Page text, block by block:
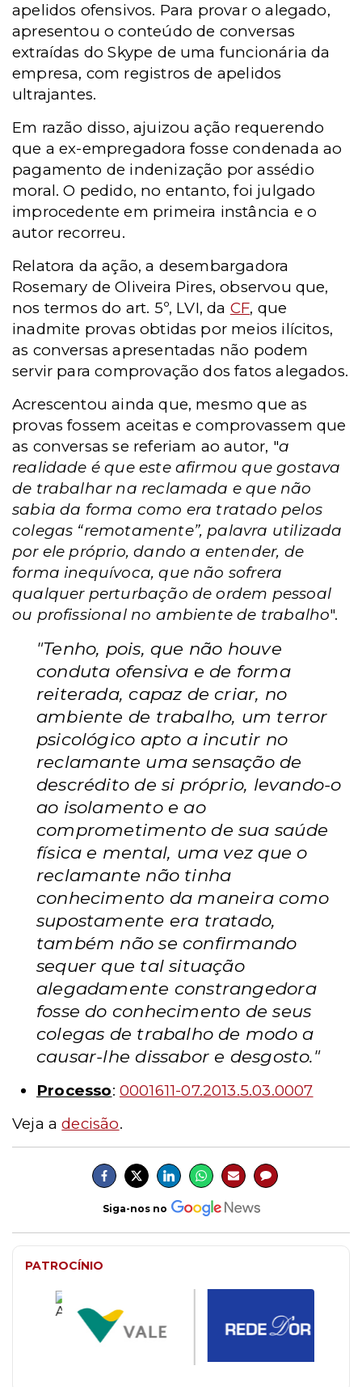
apelidos ofensivos. Para provar o alegado,
apresentou o conteúdo de conversas
extraídas do Skype de uma funcionária da
empresa, com registros de apelidos
ultrajantes.
Em razão disso, ajuizou ação requerendo
que a ex-empregadora fosse condenada ao
pagamento de indenização por assédio
moral. O pedido, no entanto, foi julgado
improcedente em primeira instância e o
autor recorreu.
Relatora da ação, a desembargadora
Rosemary de Oliveira Pires, observou que,
nos termos do art. 5º, LVI, da CF, que
inadmite provas obtidas por meios ilícitos,
as conversas apresentadas não podem
servir para comprovação dos fatos alegados.
Acrescentou ainda que, mesmo que as
provas fossem aceitas e comprovassem que
as conversas se referiam ao autor, "a
realidade é que este afirmou que gostava
de trabalhar na reclamada e que não
sabia da forma como era tratado pelos
colegas “remotamente”, palavra utilizada
por ele próprio, dando a entender, de
forma inequívoca, que não sofrera
qualquer perturbação de ordem pessoal
ou profissional no ambiente de trabalho".
"Tenho, pois, que não houve
conduta ofensiva e de forma
reiterada, capaz de criar, no
ambiente de trabalho, um terror
psicológico apto a incutir no
reclamante uma sensação de
descrédito de si próprio, levando-o
ao isolamento e ao
comprometimento de sua saúde
física e mental, uma vez que o
reclamante não tinha
conhecimento da maneira como
supostamente era tratado,
também não se confirmando
sequer que tal situação
alegadamente constrangedora
fosse do conhecimento de seus
colegas de trabalho de modo a
causar-lhe dissabor e desgosto."
Processo: 0001611-07.2013.5.03.0007
Veja adecisão.
Siga-nos no
PATROCÍNIO